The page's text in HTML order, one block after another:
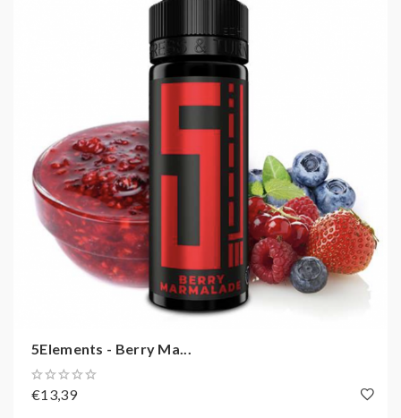
5Elements - Berry Ma...
€13,39